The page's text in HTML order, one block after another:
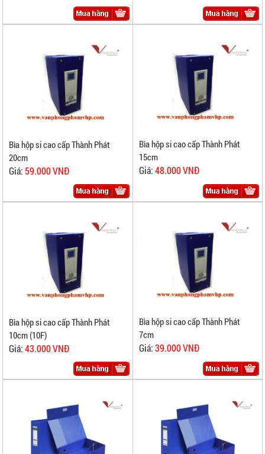
Bìa hộp si cao cấp Thành Phát
20cm
Giá: 59.000 VNĐ
Bìa hộp si cao cấp Thành Phát
15cm
Giá:48.000 VNĐ
Bìa hộp si cao cấp Thành Phát
10cm (10F)
Giá:43.000 VNĐ
Bìa hộp si cao cấp Thành Phát
7cm
Giá:39.000 VNĐ